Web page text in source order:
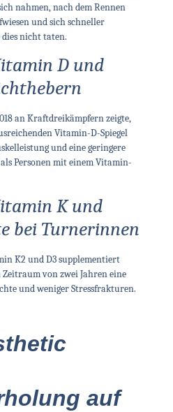
nahmen, nach dem Rennen
und sich schneller
nicht taten.
D und
an Kraftdreikämpfern zeigte,
Vitamin-D-Spiegel
und eine geringere
Personen mit einem Vitamin-
K und
bei Turnerinnen
K2 und D3 supplementiert
von zwei Jahren eine
und weniger Stressfrakturen.
auf